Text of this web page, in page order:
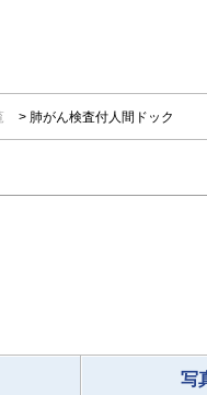
肺がん検査付人間ドック
写